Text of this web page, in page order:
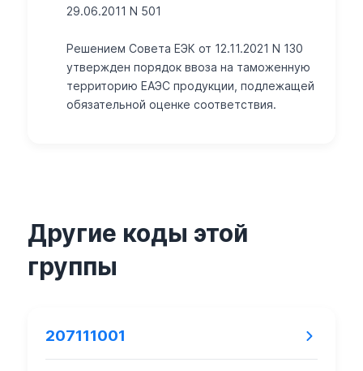
29.06.2011 N 501
Решением Совета ЕЭК от 12.11.2021 N 130
утвержден порядок ввоза на таможенную
территорию ЕАЭС продукции, подлежащей
обязательной оценке соответствия.
Другие коды этой
группы
207111001